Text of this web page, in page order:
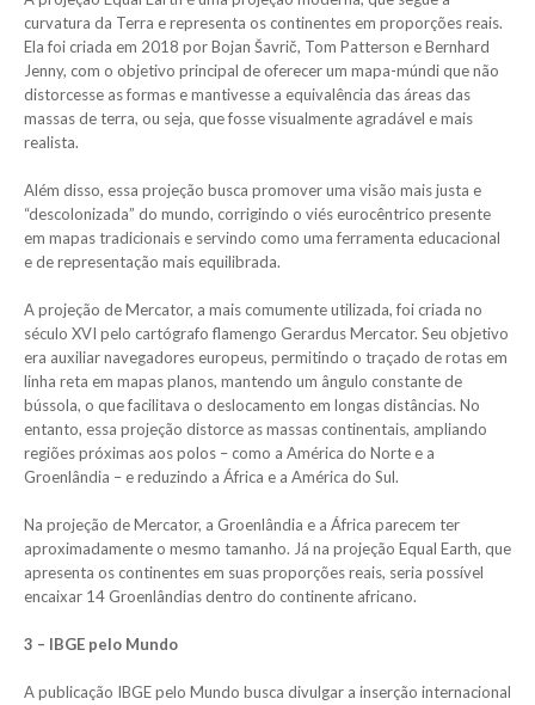
curvatura da Terra e representa os continentes em proporções reais.
Ela foi criada em 2018 por Bojan Šavrič, Tom Patterson e Bernhard
Jenny, com o objetivo principal de oferecer um mapa-múndi que não
distorcesse as formas e mantivesse a equivalência das áreas das
massas de terra, ou seja, que fosse visualmente agradável e mais
realista.
Além disso, essa projeção busca promover uma visão mais justa e
“descolonizada” do mundo, corrigindo o viés eurocêntrico presente
em mapas tradicionais e servindo como uma ferramenta educacional
e de representação mais equilibrada.
A projeção de Mercator, a mais comumente utilizada, foi criada no
século XVI pelo cartógrafo flamengo Gerardus Mercator. Seu objetivo
era auxiliar navegadores europeus, permitindo o traçado de rotas em
linha reta em mapas planos, mantendo um ângulo constante de
bússola, o que facilitava o deslocamento em longas distâncias. No
entanto, essa projeção distorce as massas continentais, ampliando
regiões próximas aos polos – como a América do Norte e a
Groenlândia – e reduzindo a África e a América do Sul.
Na projeção de Mercator, a Groenlândia e a África parecem ter
aproximadamente o mesmo tamanho. Já na projeção Equal Earth, que
apresenta os continentes em suas proporções reais, seria possível
encaixar 14 Groenlândias dentro do continente africano.
3 – IBGE pelo Mundo
A publicação IBGE pelo Mundo busca divulgar a inserção internacional